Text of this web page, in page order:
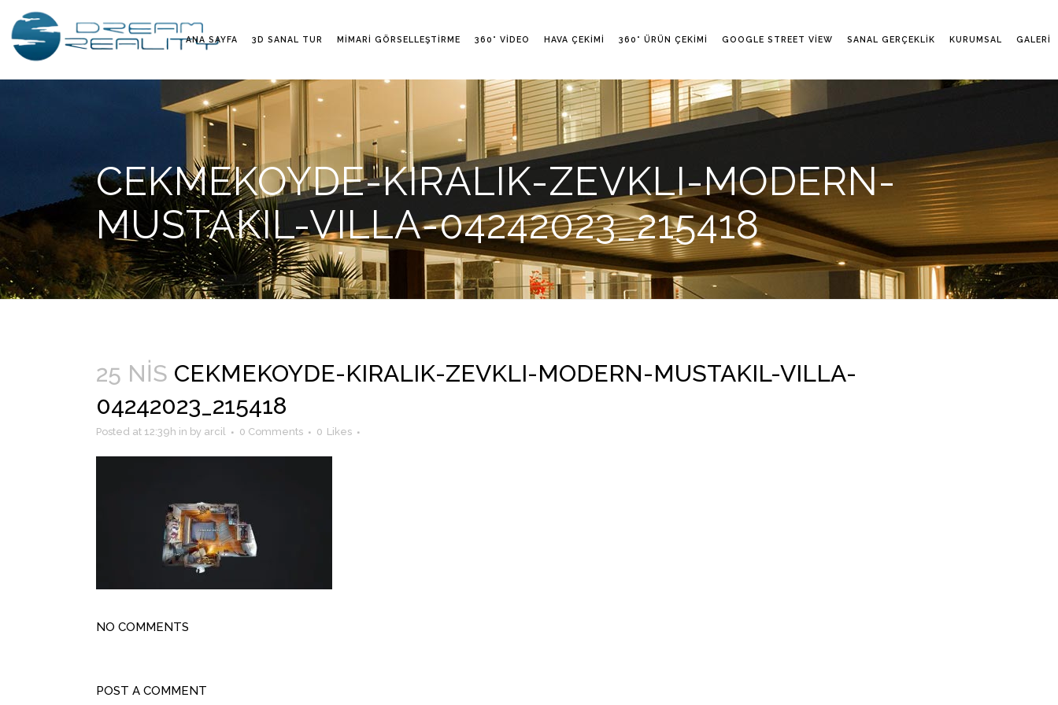
ANA SAYFA 3D SANAL TUR MIMARI GÖRSELLEŞTIRME 360° VIDEO HAVA ÇEKIMI 360° ÜRÜN ÇEKIMI GOOGLE STREET VIEW SANAL GERÇEKLIK KURUMSAL GALERI
CEKMEKOYDE-KIRALIK-ZEVKLI-MODERN-
MUSTAKIL-VILLA-04242023_215418
25 NIS CEKMEKOYDE-KIRALIK-ZEVKLI-MODERN-MUSTAKIL-VILLA-
04242023_215418
Posted at 12:39h in by arcil 0 Comments 0 Likes
NO COMMENTS
POST A COMMENT